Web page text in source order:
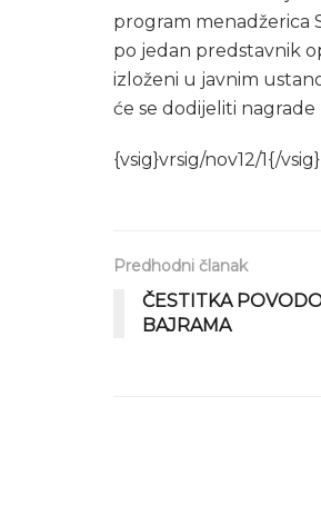
program menadžerica
po jedan predstavnik
izloženi u javnim
će se dodijeliti
{vsig}vrsig/nov12/1{/vsig}
Predhodni članak
ČESTITKA
BAJRAMA